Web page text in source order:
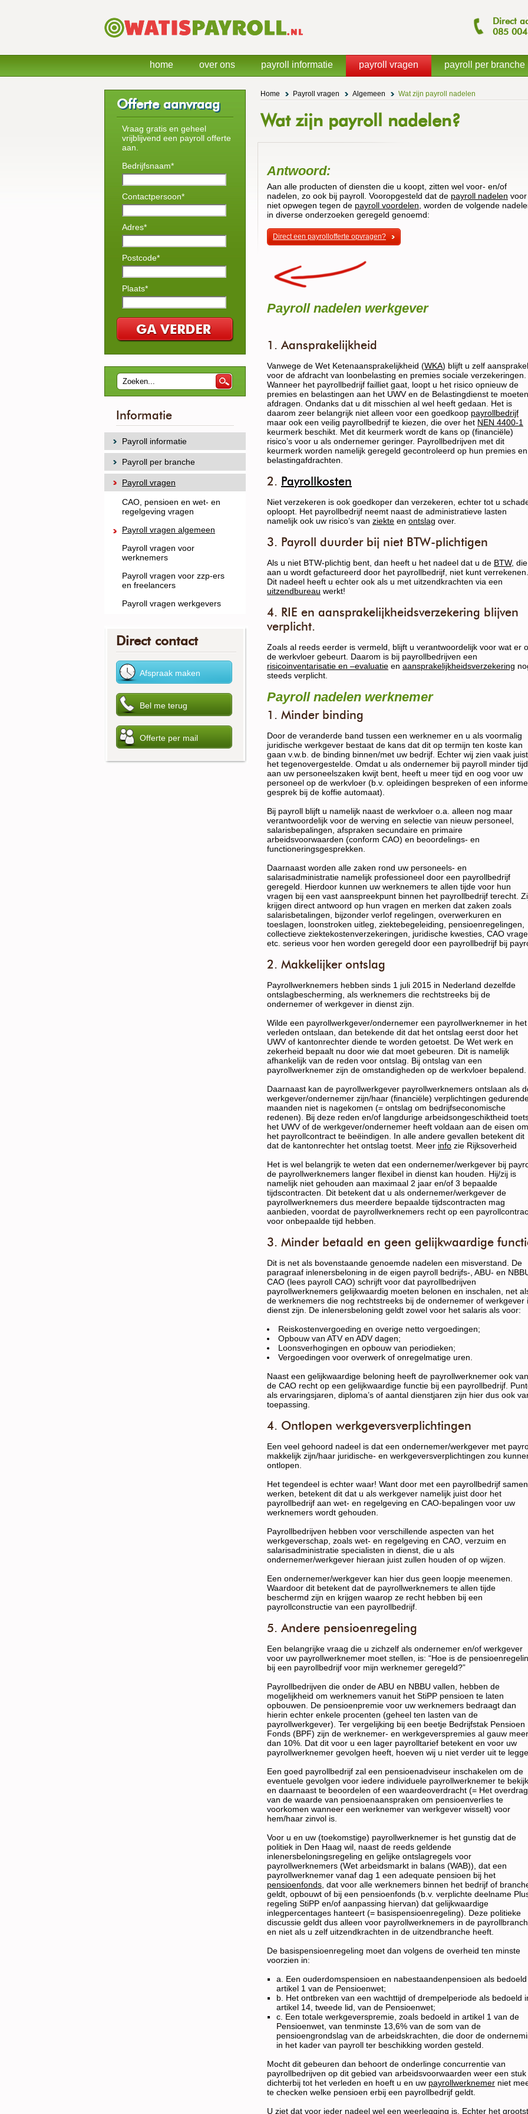
Direct
085
Home Payroll vragen Algemeen Wat zijn payroll nadelen
Wat zijn payroll nadelen?
Antwoord:
Aan alle producten of diensten die u koopt, zitten wel voor- en/of
nadelen, zo ook bij payroll. Vooropgesteld dat de payroll nadelen voor
niet opwegen tegen de payroll voordelen , worden de volgende
in diverse onderzoeken geregeld genoemd:
Direct een payrollofferte opvragen?
Payroll nadelen werkgever
1. Aansprakelijkheid
Vanwege de Wet Ketenaansprakelijkheid (WKA) blijft u zelf
voor de afdracht van loonbelasting en premies sociale verzekeringen.
Wanneer het payrollbedrijf failliet gaat, loopt u het risico opnieuw de
premies en belastingen aan het UWV en de Belastingdienst te moeten
afdragen. Ondanks dat u dit misschien al wel heeft gedaan. Het is
daarom zeer belangrijk niet alleen voor een goedkoop payrollbedrijf
maar ook een veilig payrollbedrijf te kiezen, die over het NEN 4400-1
keurmerk beschikt. Met dit keurmerk wordt de kans op (financiële)
risico’s voor u als ondernemer geringer. Payrollbedrijven met dit
keurmerk worden namelijk geregeld gecontroleerd op hun premies en
belastingafdrachten.
2. Payrollkosten
Niet verzekeren is ook goedkoper dan verzekeren, echter tot u
oploopt. Het payrollbedrijf neemt naast de administratieve lasten
namelijk ook uw risico’s van ziekte en ontslag over.
3. Payroll duurder bij niet BTW-plichtigen
Als u niet BTW-plichtig bent, dan heeft u het nadeel dat u de BTW, die
aan u wordt gefactureerd door het payrollbedrijf, niet kunt verrekenen.
Dit nadeel heeft u echter ook als u met uitzendkrachten via een
uitzendbureau werkt!
4. RIE en aansprakelijkheidsverzekering blijven
verplicht.
Zoals al reeds eerder is vermeld, blijft u verantwoordelijk voor wat er
de werkvloer gebeurt. Daarom is bij payrollbedrijven een
risicoinventarisatie en –evaluatie en aansprakelijkheidsverzekering
steeds verplicht.
Payroll nadelen werknemer
1. Minder binding
Door de veranderde band tussen een werknemer en u als voormalig
juridische werkgever bestaat de kans dat dit op termijn ten koste kan
gaan v.w.b. de binding binnen/met uw bedrijf. Echter wij zien vaak juist
het tegenovergestelde. Omdat u als ondernemer bij payroll minder tijd
aan uw personeelszaken kwijt bent, heeft u meer tijd en oog voor uw
personeel op de werkvloer (b.v. opleidingen bespreken of een
gesprek bij de koffie automaat).
Bij payroll blijft u namelijk naast de werkvloer o.a. alleen nog maar
verantwoordelijk voor de werving en selectie van nieuw personeel,
salarisbepalingen, afspraken secundaire en primaire
arbeidsvoorwaarden (conform CAO) en beoordelings- en
functioneringsgesprekken.
Daarnaast worden alle zaken rond uw personeels- en
salarisadministratie namelijk professioneel door een payrollbedrijf
geregeld. Hierdoor kunnen uw werknemers te allen tijde voor hun
vragen bij een vast aanspreekpunt binnen het payrollbedrijf terecht.
krijgen direct antwoord op hun vragen en merken dat zaken zoals
salarisbetalingen, bijzonder verlof regelingen, overwerkuren en
toeslagen, loonstroken uitleg, ziektebegeleiding, pensioenregelingen,
collectieve ziektekostenverzekeringen, juridische kwesties, CAO
etc. serieus voor hen worden geregeld door een payrollbedrijf bij
2. Makkelijker ontslag
Payrollwerknemers hebben sinds 1 juli 2015 in Nederland dezelfde
ontslagbescherming, als werknemers die rechtstreeks bij de
ondernemer of werkgever in dienst zijn.
Wilde een payrollwerkgever/ondernemer een payrollwerknemer in het
verleden ontslaan, dan betekende dit dat het ontslag eerst door het
UWV of kantonrechter diende te worden getoetst. De Wet werk en
zekerheid bepaalt nu door wie dat moet gebeuren. Dit is namelijk
afhankelijk van de reden voor ontslag. Bij ontslag van een
payrollwerknemer zijn de omstandigheden op de werkvloer bepalend.
Daarnaast kan de payrollwerkgever payrollwerknemers ontslaan als
werkgever/ondernemer zijn/haar (financiële) verplichtingen
maanden niet is nagekomen (= ontslag om bedrijfseconomische
redenen). Bij deze reden en/of langdurige arbeidsongeschiktheid
het UWV of de werkgever/ondernemer heeft voldaan aan de eisen om
het payrollcontract te beëindigen. In alle andere gevallen betekent dit
dat de kantonrechter het ontslag toetst. Meer info zie Rijksoverheid
Het is wel belangrijk te weten dat een ondernemer/werkgever bij
de payrollwerknemers langer flexibel in dienst kan houden. Hij/zij is
namelijk niet gehouden aan maximaal 2 jaar en/of 3 bepaalde
tijdscontracten. Dit betekent dat u als ondernemer/werkgever de
payrollwerknemers dus meerdere bepaalde tijdscontracten mag
aanbieden, voordat de payrollwerknemers recht op een
voor onbepaalde tijd hebben.
3. Minder betaald en geen gelijkwaardige
Dit is net als bovenstaande genoemde nadelen een misverstand. De
paragraaf inlenersbeloning in de eigen payroll bedrijfs-, ABU- en
CAO (lees payroll CAO) schrijft voor dat payrollbedrijven
payrollwerknemers gelijkwaardig moeten belonen en inschalen, net
de werknemers die nog rechtstreeks bij de ondernemer of werkgever
dienst zijn. De inlenersbeloning geldt zowel voor het salaris als voor:
Reiskostenvergoeding en overige netto vergoedingen;
Opbouw van ATV en ADV dagen;
Loonsverhogingen en opbouw van periodieken;
Vergoedingen voor overwerk of onregelmatige uren.
Naast een gelijkwaardige beloning heeft de payrollwerknemer ook
de CAO recht op een gelijkwaardige functie bij een payrollbedrijf.
als ervaringsjaren, diploma’s of aantal dienstjaren zijn hier dus ook
toepassing.
4. Ontlopen werkgeversverplichtingen
Een veel gehoord nadeel is dat een ondernemer/werkgever met
makkelijk zijn/haar juridische- en werkgeversverplichtingen zou
ontlopen.
Het tegendeel is echter waar! Want door met een payrollbedrijf
werken, betekent dit dat u als werkgever namelijk juist door het
payrollbedrijf aan wet- en regelgeving en CAO-bepalingen voor uw
werknemers wordt gehouden.
Payrollbedrijven hebben voor verschillende aspecten van het
werkgeverschap, zoals wet- en regelgeving en CAO, verzuim en
salarisadministratie specialisten in dienst, die u als
ondernemer/werkgever hieraan juist zullen houden of op wijzen.
Een ondernemer/werkgever kan hier dus geen loopje meenemen.
Waardoor dit betekent dat de payrollwerknemers te allen tijde
beschermd zijn en krijgen waarop ze recht hebben bij een
payrollconstructie van een payrollbedrijf.
5. Andere pensioenregeling
Een belangrijke vraag die u zichzelf als ondernemer en/of werkgever
voor uw payrollwerknemer moet stellen, is: “Hoe is de
bij een payrollbedrijf voor mijn werknemer geregeld?”
Payrollbedrijven die onder de ABU en NBBU vallen, hebben de
mogelijkheid om werknemers vanuit het StiPP pensioen te laten
opbouwen. De pensioenpremie voor uw werknemers bedraagt dan
hierin echter enkele procenten (geheel ten lasten van de
payrollwerkgever). Ter vergelijking bij een beetje Bedrijfstak Pensioen
Fonds (BPF) zijn de werknemer- en werkgeverspremies al gauw meer
dan 10%. Dat dit voor u een lager payrolltarief betekent en voor uw
payrollwerknemer gevolgen heeft, hoeven wij u niet verder uit te
Een goed payrollbedrijf zal een pensioenadviseur inschakelen om de
eventuele gevolgen voor iedere individuele payrollwerknemer te
en daarnaast te beoordelen of een waardeoverdracht (= Het
van de waarde van pensioenaanspraken om pensioenverlies te
voorkomen wanneer een werknemer van werkgever wisselt) voor
hem/haar zinvol is.
Voor u en uw (toekomstige) payrollwerknemer is het gunstig dat de
politiek in Den Haag wil, naast de reeds geldende
inlenersbeloningsregeling en gelijke ontslagregels voor
payrollwerknemers (Wet arbeidsmarkt in balans (WAB)), dat een
payrollwerknemer vanaf dag 1 een adequate pensioen bij het
pensioenfonds , dat voor alle werknemers binnen het bedrijf of
geldt, opbouwt of bij een pensioenfonds (b.v. verplichte deelname
regeling StiPP en/of aanpassing hiervan) dat gelijkwaardige
inlegpercentages hanteert (= basispensioenregeling). Deze politieke
discussie geldt dus alleen voor payrollwerknemers in de
en niet als u zelf uitzendkrachten in de uitzendbranche heeft.
De basispensioenregeling moet dan volgens de overheid ten minste
voorzien in:
a. Een ouderdomspensioen en nabestaandenpensioen als bedoeld
artikel 1 van de Pensioenwet;
b. Het ontbreken van een wachttijd of drempelperiode als bedoeld
artikel 14, tweede lid, van de Pensioenwet;
c. Een totale werkgeverspremie, zoals bedoeld in artikel 1 van de
Pensioenwet, van tenminste 13,6% van de som van de
pensioengrondslag van de arbeidskrachten, die door de
in het kader van payroll ter beschikking worden gesteld.
Mocht dit gebeuren dan behoort de onderlinge concurrentie van
payrollbedrijven op dit gebied van arbeidsvoorwaarden weer een stuk
dichterbij tot het verleden en hoeft u en uw payrollwerknemer niet
te checken welke pensioen erbij een payrollbedrijf geldt.
U ziet dat voor ieder nadeel wel een weerlegging is. Echter het
Offerte aanvraag
Vraag gratis en geheel
vrijblijvend een payroll offerte
aan.
Bedrijfsnaam*
Contactpersoon*
Adres*
Postcode*
Plaats*
Informatie
Payroll informatie
Payroll per branche
Payroll vragen
CAO, pensioen en wet- en
regelgeving vragen
Payroll vragen algemeen
Payroll vragen voor
werknemers
Payroll vragen voor zzp-ers
en freelancers
Payroll vragen werkgevers
Direct contact
home over ons payroll informatie payroll vragen payroll per branche